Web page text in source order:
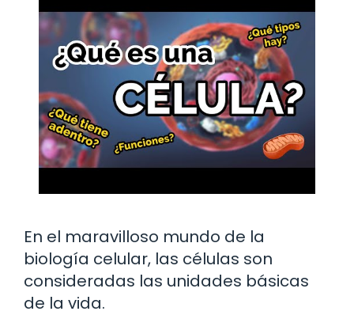
En el maravilloso mundo de la
biología celular, las células son
consideradas las unidades básicas
de la vida.